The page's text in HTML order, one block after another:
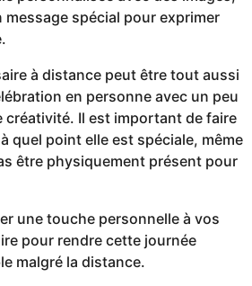
spécial pour exprimer
à distance peut être tout aussi
en personne avec un peu
créativité. Il est important de faire
quel point elle est spéciale, même
être physiquement présent pour
une touche personnelle à vos
pour rendre cette journée
malgré la distance.